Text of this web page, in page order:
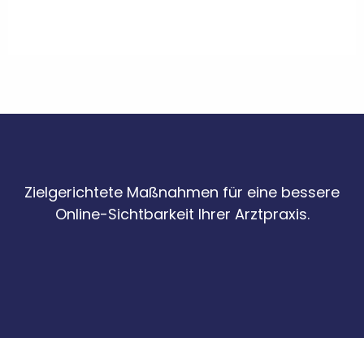
Zielgerichtete Maßnahmen für eine bessere
Online-Sichtbarkeit Ihrer Arztpraxis.